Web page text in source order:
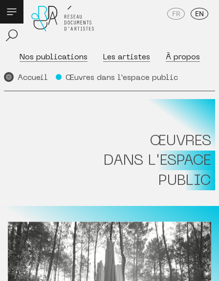
Nos publications Les artistes À propos
FR EN
Accueil Œuvres dans l'espace public
ŒUVRES
DANS L'ESPACE
PUBLIC